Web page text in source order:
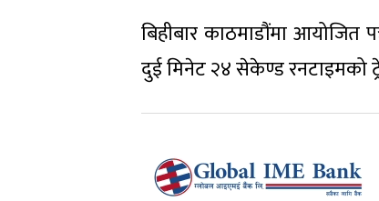
बिहीबार काठमाडौंमा आयोजित
दुई मिनेट २४ सेकेण्ड रनटाइमको